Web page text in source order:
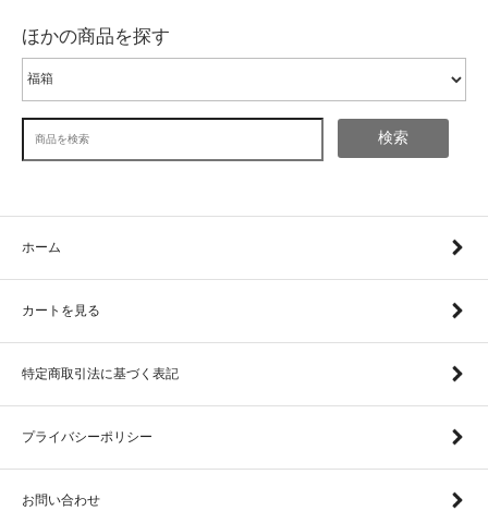
ほかの商品を探す
検索
ホーム
カートを見る
特定商取引法に基づく表記
プライバシーポリシー
お問い合わせ